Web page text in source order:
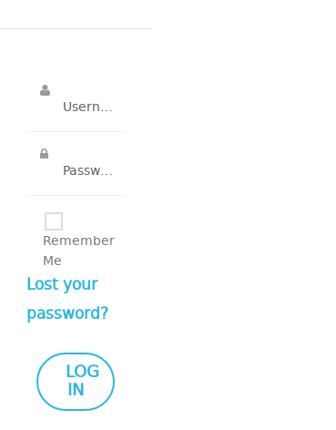
Remember
Me
Lost your
password?